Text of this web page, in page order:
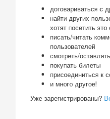
договариваться с
найти других
хотят посетить
писать/читать
пользователей
смотреть/
покупать билеты
присоединиться к
и много другое!
Уже зарегистрированы?